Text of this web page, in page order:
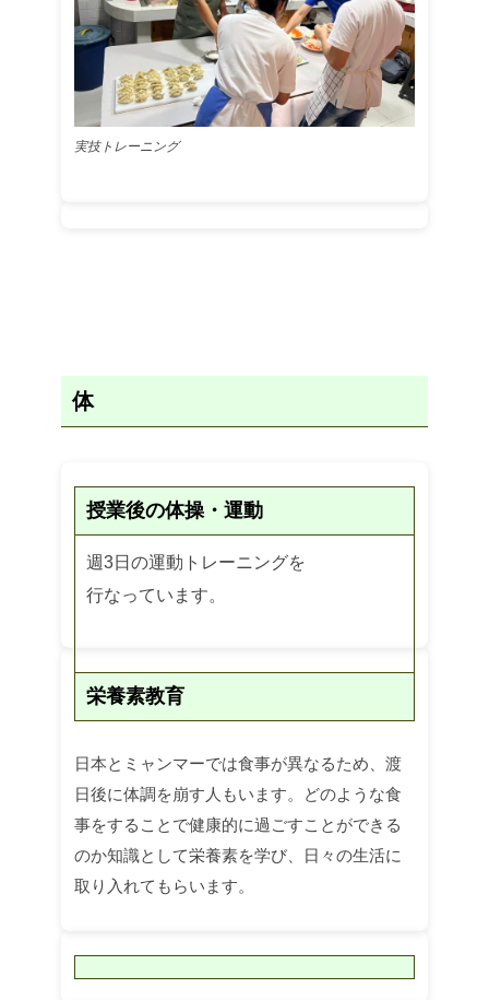
実技トレーニング
体
授業後の体操・運動
週3日の運動トレーニングを
行なっています。
栄養素教育
日本とミャンマーでは食事が異なるため、渡
日後に体調を崩す人もいます。どのような食
事をすることで健康的に過ごすことができる
のか知識として栄養素を学び、日々の生活に
取り入れてもらいます。